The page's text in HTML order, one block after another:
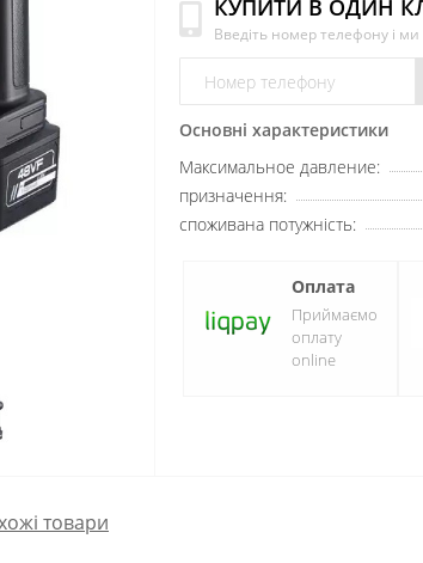
КУПИТИ В ОДИН
Введіть номер телефону і
Основні характеристики
Максимальное давление:
призначення:
споживана потужність:
Оплата
Приймаємо
оплату
online
товари